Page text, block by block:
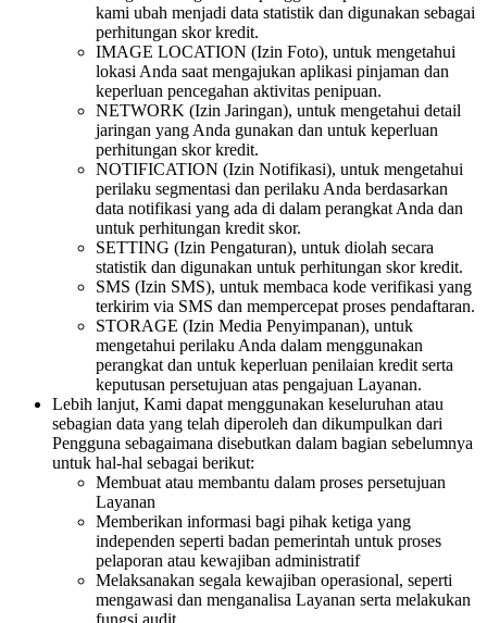
kami ubah menjadi data statistik dan digunakan sebagai
perhitungan skor kredit.
IMAGE LOCATION (Izin Foto), untuk mengetahui
lokasi Anda saat mengajukan aplikasi pinjaman dan
keperluan pencegahan aktivitas penipuan.
NETWORK (Izin Jaringan), untuk mengetahui detail
jaringan yang Anda gunakan dan untuk keperluan
perhitungan skor kredit.
NOTIFICATION (Izin Notifikasi), untuk mengetahui
perilaku segmentasi dan perilaku Anda berdasarkan
data notifikasi yang ada di dalam perangkat Anda dan
untuk perhitungan kredit skor.
SETTING (Izin Pengaturan), untuk diolah secara
statistik dan digunakan untuk perhitungan skor kredit.
SMS (Izin SMS), untuk membaca kode verifikasi yang
terkirim via SMS dan mempercepat proses pendaftaran.
STORAGE (Izin Media Penyimpanan), untuk
mengetahui perilaku Anda dalam menggunakan
perangkat dan untuk keperluan penilaian kredit serta
keputusan persetujuan atas pengajuan Layanan.
Lebih lanjut, Kami dapat menggunakan keseluruhan atau
sebagian data yang telah diperoleh dan dikumpulkan dari
Pengguna sebagaimana disebutkan dalam bagian sebelumnya
untuk hal-hal sebagai berikut:
Membuat atau membantu dalam proses persetujuan
Layanan
Memberikan informasi bagi pihak ketiga yang
independen seperti badan pemerintah untuk proses
pelaporan atau kewajiban administratif
Melaksanakan segala kewajiban operasional, seperti
mengawasi dan menganalisa Layanan serta melakukan
fungsi audit